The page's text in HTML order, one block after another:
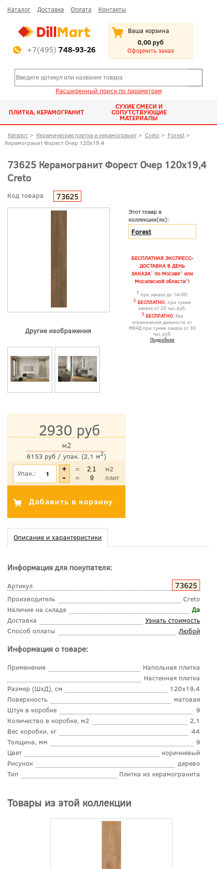
Каталог Доставка Оплата Контакты
+7(495) 748-93-26
Ваша корзина
0,00 руб
Оформить заказ
Расширенный поиск по параметрам
ПЛИТКА, КЕРАМОГРАНИТ
СУХИЕ СМЕСИ И
СОПУТСТВУЮЩИЕ
МАТЕРИАЛЫ
Каталог > Керамическая плитка и керамогранит > Creto > Forest >
Керамогранит Форест Очер 120x19,4
73625 Керамогранит Форест Очер 120x19,4
Creto
Код товара 73625
Другие изображения
Этот товар в
коллекции(ях):
Forest
БЕСПЛАТНАЯ ЭКСПРЕСС-
ДОСТАВКА В ДЕНЬ
ЗАКАЗА1 по Москве2 или
Московской области3!
1 при заказе до 14-00.
2 БЕСПЛАТНО, при сумме
заказа от 20 тыс.руб.
3 БЕСПЛАТНО, без
ограничения дальности от
МКАД при сумме заказа от 30
тыс.руб.
Подробнее
2930 руб
6153 руб / упак. (2,1 м2)
м2
*Цена указана с учетом НДС
Упак.: =
м2
=
плит
Описание и характеристики
Информация для покупателя:
Артикул 73625
Производитель
Creto
Наличие на складе
Да
Доставка
Узнать стоимость
Способ оплаты
Любой
Информация о товаре:
Применение
Напольная плитка
Настенная плитка
Размер (ШхД), см
120x19,4
Поверхность
матовая
Штук в коробке
9
Количество в коробке, м2
2,1
Вес коробки, кг
44
Толщина, мм
9
Цвет
коричневый
Рисунок
дерево
Тип
Плитка из керамогранита
Товары из этой коллекции